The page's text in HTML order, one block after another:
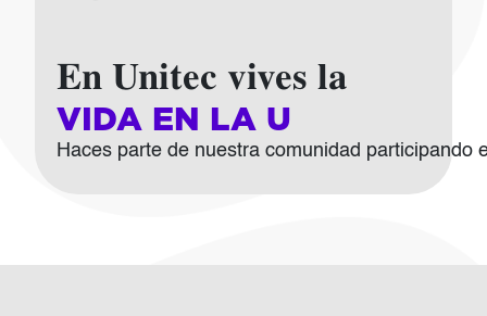
En Unitec vives la
VIDA EN LA U
Haces parte de nuestra comunidad participando